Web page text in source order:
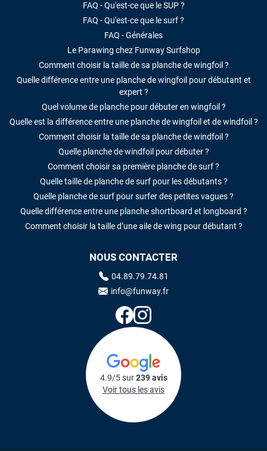
FAQ - Qu'est-ce que le SUP ?
FAQ - Qu'est-ce que le surf ?
FAQ - Générales
Le Parawing chez Funway Surfshop
Comment choisir la taille de sa planche de wingfoil ?
Quelle différence entre une planche de wingfoil pour débutant et
expert ?
Quel volume de planche pour débuter en wingfoil ?
Quelle est la différence entre une planche de wingfoil et de windfoil ?
Comment choisir la taille de sa planche de windfoil ?
Quelle planche de windfoil pour débuter ?
Comment choisir sa première planche de surf ?
Quelle taille de planche de surf pour les débutants ?
Quelle planche de surf pour surfer des petites vagues ?
Quelle différence entre une planche shortboard et longboard ?
Comment choisir la taille d’une aile de wing pour débutant ?
NOUS CONTACTER
04.89.79.74.81
info@funway.fr
4.9/5 sur239 avis
Voir tous les avis